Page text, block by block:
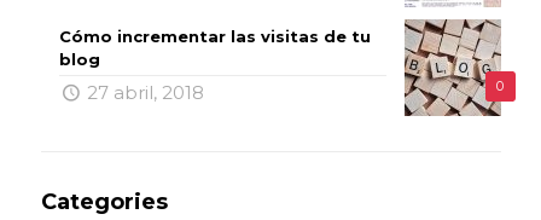
0
Cómo incrementar las visitas de tu
blog
27 abril, 2018
Categories